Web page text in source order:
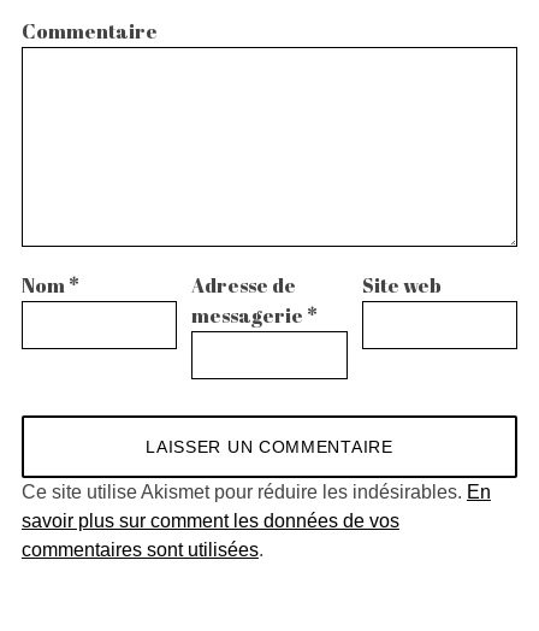
Commentaire
Nom*
Adresse de
messagerie *
Site web
Ce site utilise Akismet pour réduire les indésirables. En
savoir plus sur comment les données de vos
commentaires sont utilisées.